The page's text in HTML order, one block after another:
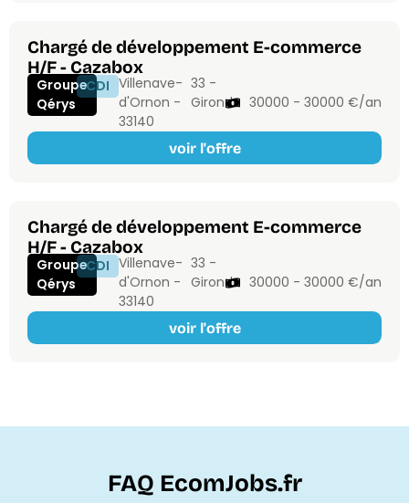
Chargé de développement E-commerce
H/F - Cazabox
Groupe
Qérys
CDI Villenave-
d'Ornon -
33140
33 -
Gironde 30000 - 30000 €/an
voir l'offre
Chargé de développement E-commerce
H/F - Cazabox
Groupe
Qérys
CDI Villenave-
d'Ornon -
33140
33 -
Gironde 30000 - 30000 €/an
voir l'offre
FAQ EcomJobs.fr